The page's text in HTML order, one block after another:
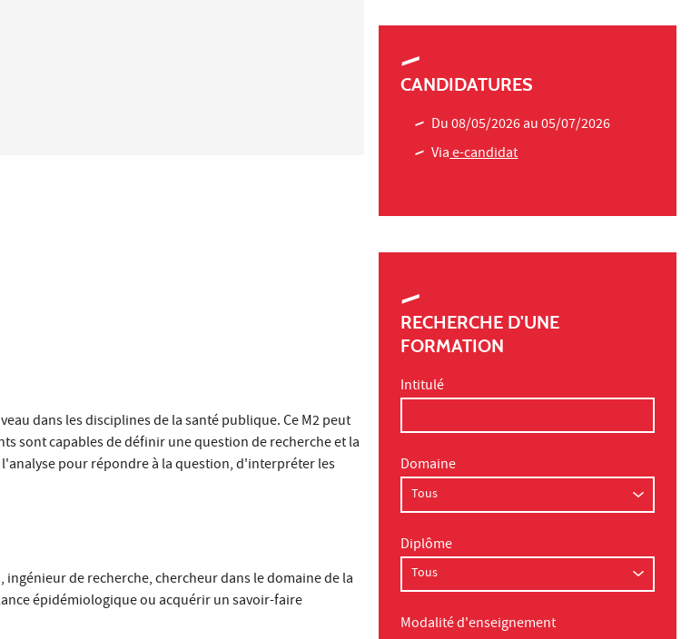
dans les disciplines de la santé publique. Ce M2 peut
sont capables de définir une question de recherche et la
pour répondre à la question, d'interpréter les
de recherche, chercheur dans le domaine de la
épidémiologique ou acquérir un savoir-faire
CANDIDATURES
Du 08/05/2026 au 05/07/2026
Viae-candidat
RECHERCHE D'UNE
FORMATION
Intitulé
Domaine
Diplôme
Modalité d'enseignement